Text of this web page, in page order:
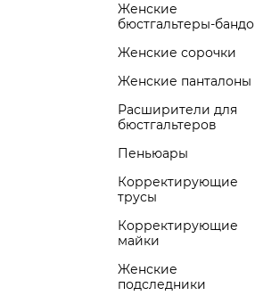
Женские
бюстгальтеры-бандо
Женские сорочки
Женские панталоны
Расширители для
бюстгальтеров
Пеньюары
Корректирующие
трусы
Корректирующие
майки
Женские
подследники